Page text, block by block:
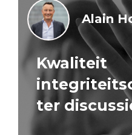
Alain
Kwaliteit
ter